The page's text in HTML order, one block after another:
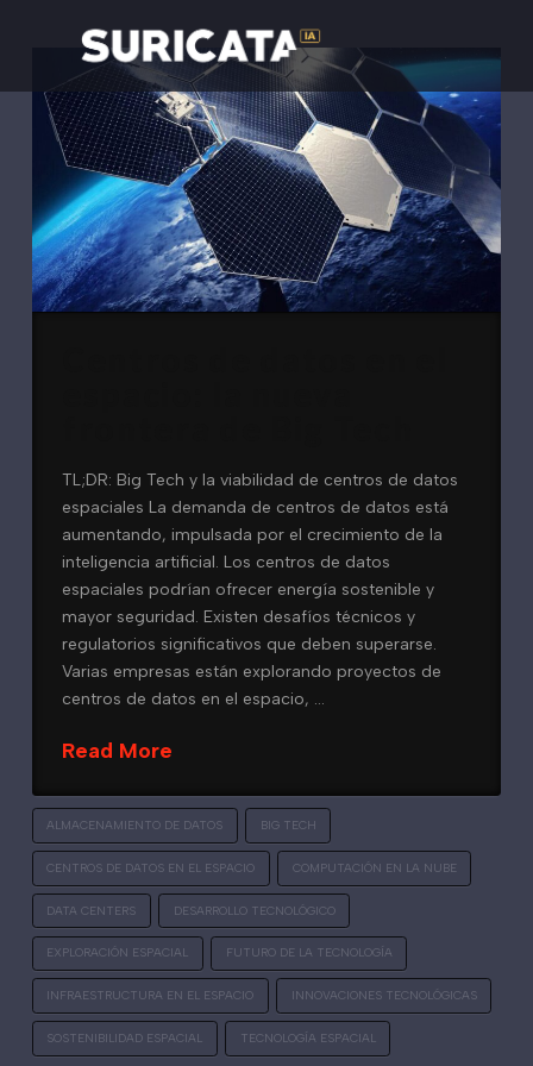
TL;DR: Big Tech y la viabilidad de centros de datos
espaciales La demanda de centros de datos está
aumentando, impulsada por el crecimiento de la
inteligencia artificial. Los centros de datos
espaciales podrían ofrecer energía sostenible y
mayor seguridad. Existen desafíos técnicos y
regulatorios significativos que deben superarse.
Varias empresas están explorando proyectos de
centros de datos en el espacio, …
Read More
ALMACENAMIENTO DE DATOS BIG TECH
CENTROS DE DATOS EN EL ESPACIO COMPUTACIÓN EN LA NUBE
DATA CENTERS DESARROLLO TECNOLÓGICO
EXPLORACIÓN ESPACIAL FUTURO DE LA TECNOLOGÍA
INFRAESTRUCTURA EN EL ESPACIO INNOVACIONES TECNOLÓGICAS
SOSTENIBILIDAD ESPACIAL TECNOLOGÍA ESPACIAL